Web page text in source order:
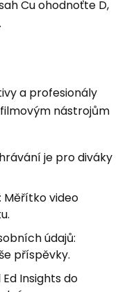
Cu ohodnoťte D,
a profesionály
nástrojům
je pro diváky
Měřítko video
údajů:
příspěvky.
Insights do